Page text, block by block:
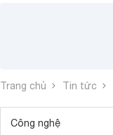
Trang chủ Tin tức
Công nghệ